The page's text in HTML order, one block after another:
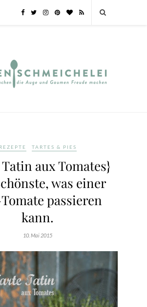
REZEPTE TARTES & PIES
aux Tomates}
was einer
passieren
kann.
10. Mai 2015